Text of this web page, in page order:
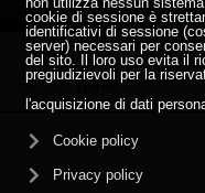
Sei qui:Home